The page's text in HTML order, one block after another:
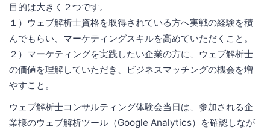
目的は大きく２つです。
１）ウェブ解析士資格を取得されている方へ実戦の経験を積
んでもらい、マーケティングスキルを高めていただくこと。
２）マーケティングを実践したい企業の方に、ウェブ解析士
の価値を理解していただき、ビジネスマッチングの機会を増
やすこと。
ウェブ解析士コンサルティング体験会当日は、参加される企
業様のウェブ解析ツール（Google Analytics）を確認しなが